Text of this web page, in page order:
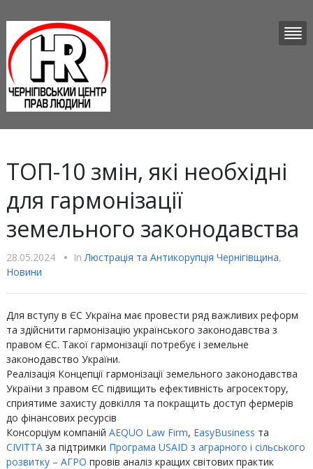
ТОП-10 змін, які необхідні
для гармонізації
земельного законодавства
28.05.2024 • InЛюстрацiя та Антикорупцiя Чернігівщина,
Новини
Для вступу в ЄС Україна має провести ряд важливих реформ
та здійснити гармонізацію українського законодавства з
правом ЄС. Такої гармонізації потребує і земельне
законодавство України.
Реалізація Концепції гармонізації земельного законодавства
України з правом ЄС підвищить ефективність агросектору,
сприятиме захисту довкілля та покращить доступ фермерів
до фінансових ресурсів
Консорціум компаній AEQUO Law Firm, EasyBusiness та
CIVITTAза підтримки Програма USAID з аграрного і сільського
розвитку – АГРО провів аналіз кращих світових практик